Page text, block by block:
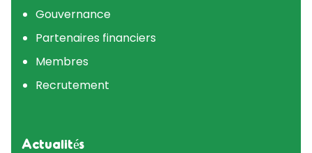
Gouvernance
Partenaires financiers
Membres
Recrutement
Actualités